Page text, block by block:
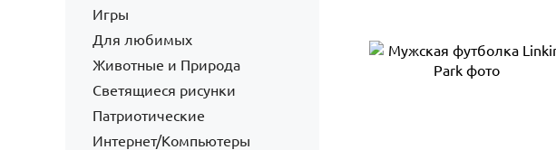
Игры
Для любимых
Животные и Природа
Светящиеся рисунки
Патриотические
Интернет/Компьютеры